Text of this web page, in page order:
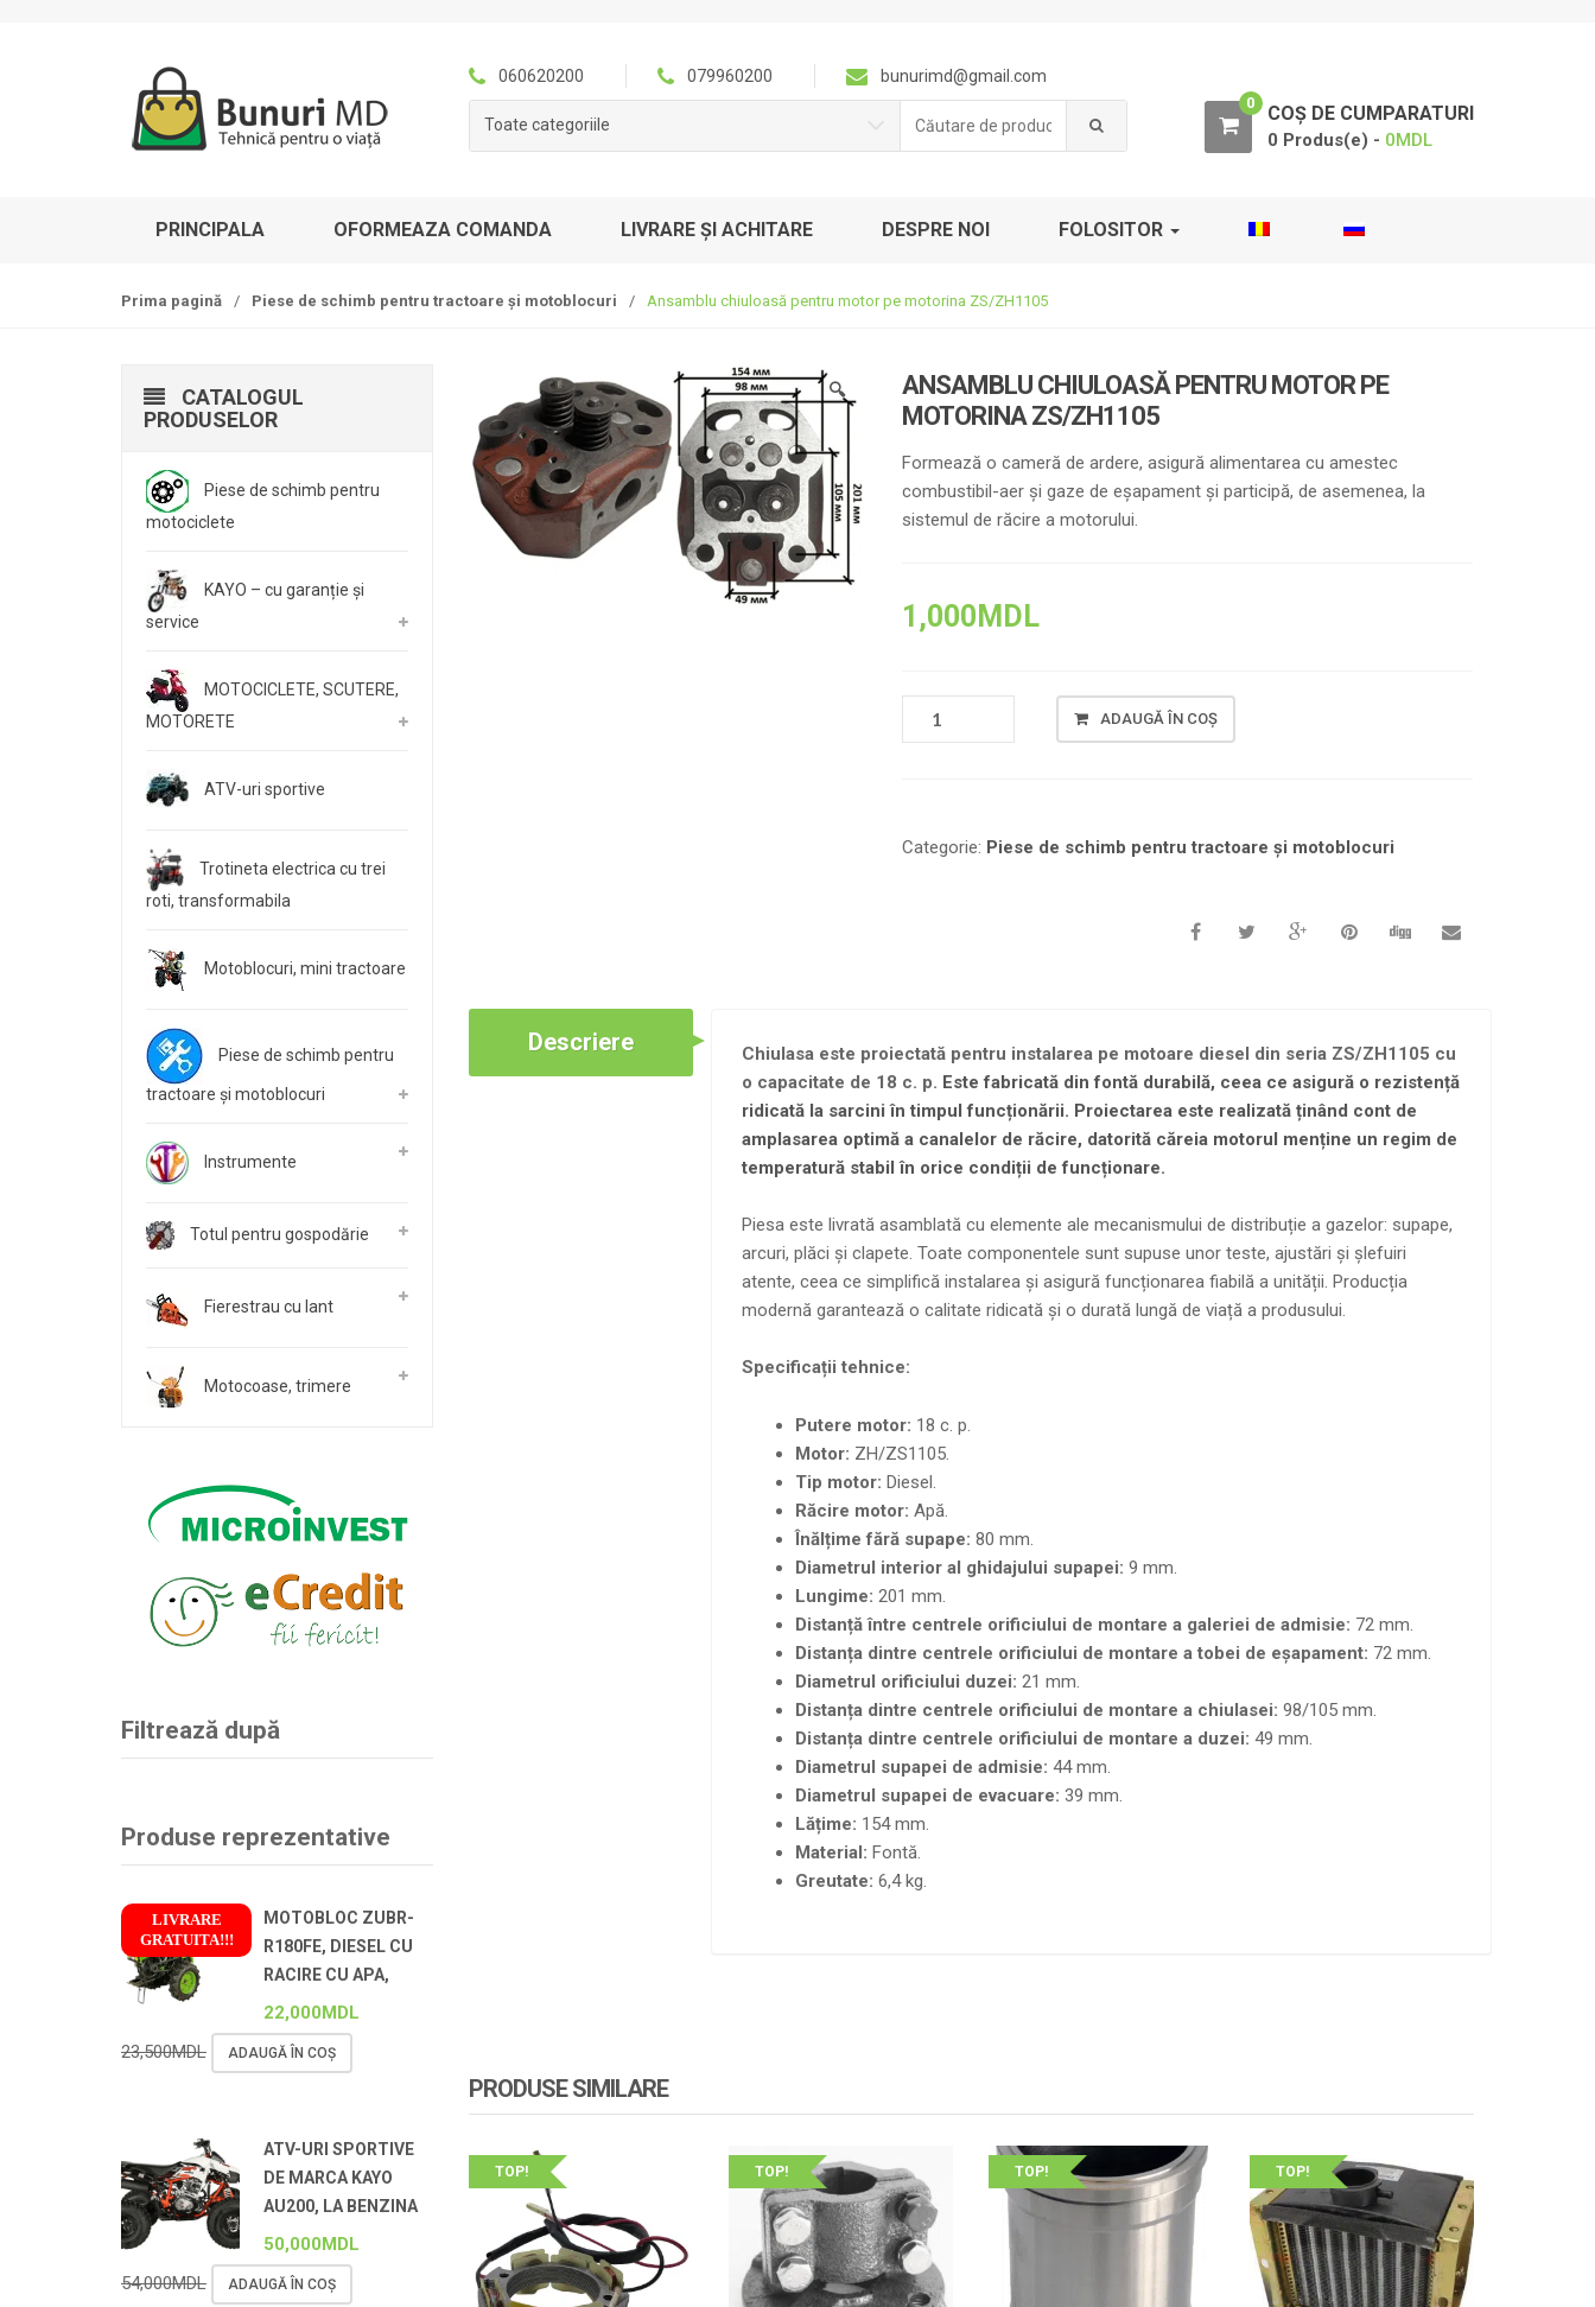
060620200 079960200 bunurimd@gmail.com
Toate categoriile
pentru:
0 COȘ DE CUMPARATURI
0 Produs(e) - 0MDL
PRINCIPALA OFORMEAZA COMANDA LIVRARE ȘI ACHITARE DESPRE NOI FOLOSITOR
Prima pagină / Piese de schimb pentru tractoare și motoblocuri / Ansamblu chiuloasă pentru motor pe motorina ZS/ZH1105
🔍
ANSAMBLU CHIULOASĂ PENTRU MOTOR PE
MOTORINA ZS/ZH1105
Formează o cameră de ardere, asigură alimentarea cu amestec
combustibil-aer și gaze de eșapament și participă, de asemenea, la
sistemul de răcire a motorului.
1,000 MDL
PE
ADAUGĂ ÎN COȘ
Categorie: Piese de schimb pentru tractoare și motoblocuri
Descriere
Chiulasa este proiectată pentru instalarea pe motoare diesel din seria ZS/ZH1105 cu
o capacitate de 18 c. p. Este fabricată din fontă durabilă, ceea ce asigură o rezistență
ridicată la sarcini în timpul funcționării. Proiectarea este realizată ținând cont de
amplasarea optimă a canalelor de răcire, datorită căreia motorul menține un regim de
temperatură stabil în orice condiții de funcționare.
Piesa este livrată asamblată cu elemente ale mecanismului de distribuție a gazelor: supape,
arcuri, plăci și clapete. Toate componentele sunt supuse unor teste, ajustări și șlefuiri
atente, ceea ce simplifică instalarea și asigură funcționarea fiabilă a unității. Producția
modernă garantează o calitate ridicată și o durată lungă de viață a produsului.
Specificații tehnice:
Putere motor: 18 c. p.
Motor: ZH/ZS1105.
Tip motor: Diesel.
Răcire motor: Apă.
Înălțime fără supape: 80 mm.
Diametrul interior al ghidajului supapei: 9 mm.
Lungime: 201 mm.
Distanță între centrele orificiului de montare a galeriei de admisie: 72 mm.
Distanța dintre centrele orificiului de montare a tobei de eșapament: 72 mm.
Diametrul orificiului duzei: 21 mm.
Distanța dintre centrele orificiului de montare a chiulasei: 98/105 mm.
Distanța dintre centrele orificiului de montare a duzei: 49 mm.
Diametrul supapei de admisie: 44 mm.
Diametrul supapei de evacuare: 39 mm.
Lățime: 154 mm.
Material: Fontă.
Greutate: 6,4 kg.
PRODUSE SIMILARE
TOP! TOP! TOP! TOP!
CATALOGUL
PRODUSELOR
Piese de schimb pentru
motociclete
KAYO – cu garanție și
service
MOTOCICLETE, SCUTERE,
MOTORETE
ATV-uri sportive
Trotineta electrica cu trei
roti, transformabila
Motoblocuri, mini tractoare
Piese de schimb pentru
tractoare și motoblocuri
Instrumente
Totul pentru gospodărie
Fierestrau cu lant
Motocoase, trimere
Filtrează după
Produse reprezentative
LIVRARE
GRATUITA!!!
!
MOTOBLOC ZUBR-
R180FE, DIESEL CU
RACIRE CU APA,
22,000MDL
23,500MDL ADAUGĂ ÎN COȘ
ATV-URI SPORTIVE
DE MARCA KAYO
AU200, LA BENZINA
50,000MDL
54,000MDL ADAUGĂ ÎN COȘ